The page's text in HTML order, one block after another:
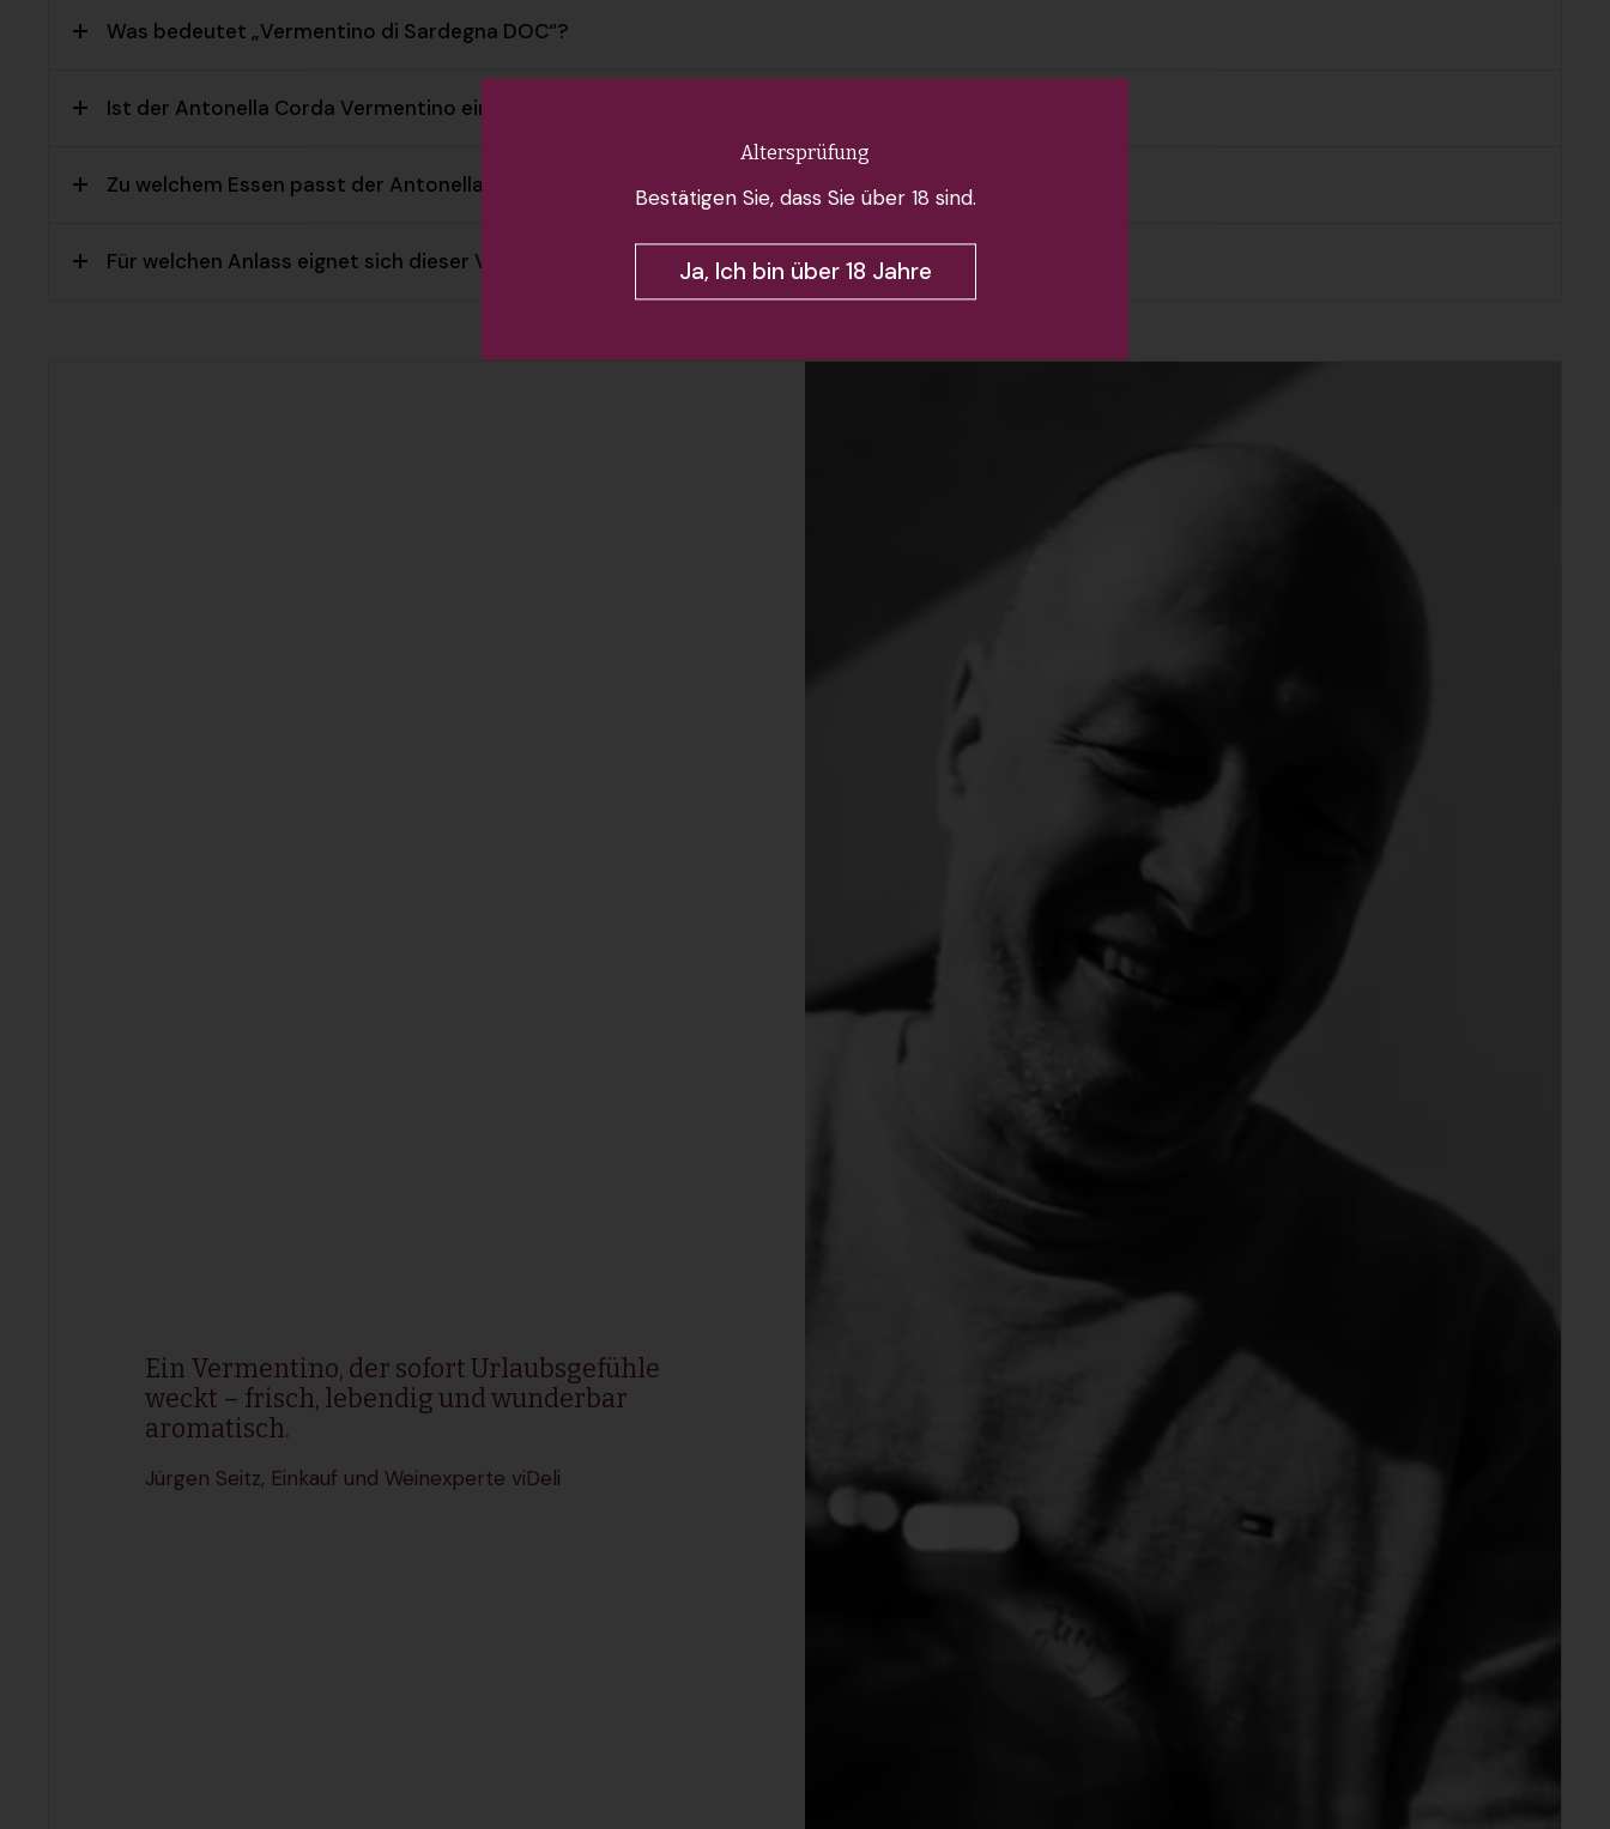
Was bedeutet „Vermentino di Sardegna DOC“?
Ist der Antonella Corda Vermentino ein Bio-Wein?
Zu welchem Essen passt der Antonella Corda Vermentino?
Für welchen Anlass eignet sich dieser Vermentino?
Ein Vermentino, der sofort Urlaubsgefühle
weckt – frisch, lebendig und wunderbar
aromatisch.
Jürgen Seitz, Einkauf und Weinexperte viDeli
Altersprüfung
Bestätigen Sie, dass Sie über 18 sind.
Ja, Ich bin über 18 Jahre